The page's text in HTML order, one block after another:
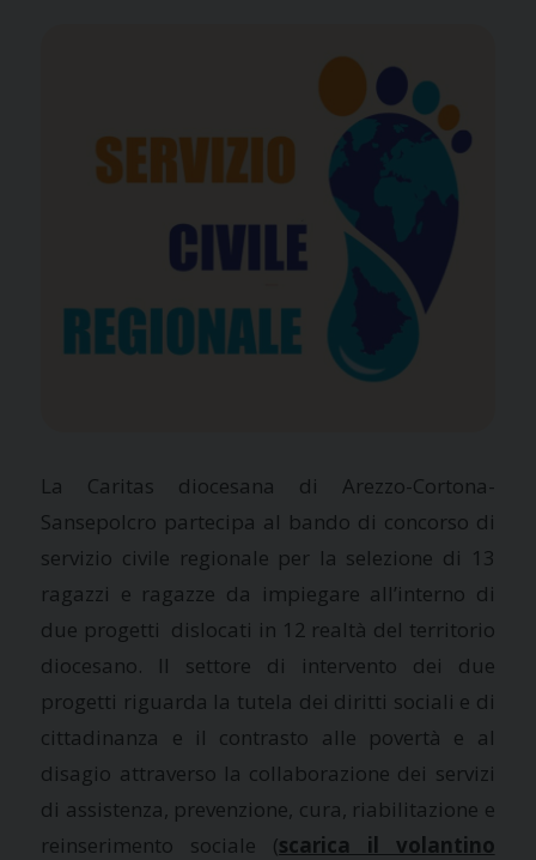
La Caritas diocesana di Arezzo-Cortona-
Sansepolcro partecipa al bando di concorso di
servizio civile regionale per la selezione di 13
ragazzi e ragazze da impiegare all’interno di
due progetti dislocati in 12 realtà del territorio
diocesano. Il settore di intervento dei due
progetti riguarda la tutela dei diritti sociali e di
cittadinanza e il contrasto alle povertà e al
disagio attraverso la collaborazione dei servizi
di assistenza, prevenzione, cura, riabilitazione e
reinserimento sociale (scarica il volantino